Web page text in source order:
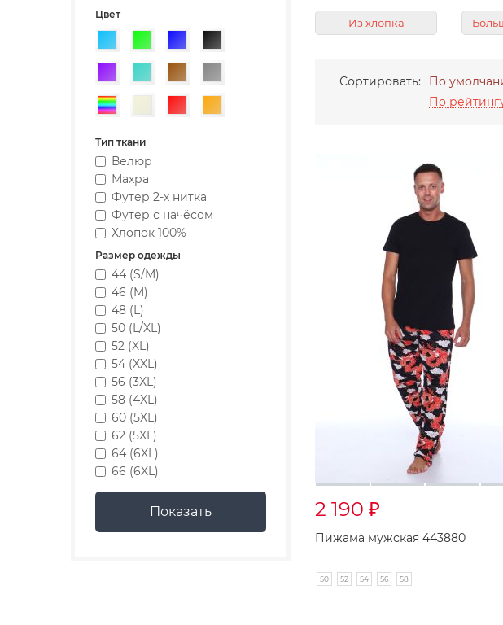
Цвет
ГолубойЗеленыйСиний
ФиолетовыйБирюзовыйКоричневый
Разноцветный
БежевыйКрасный
Тип ткани
Велюр
Махра
Футер 2-х нитка
Футер с начёсом
Хлопок 100%
Размер одежды
44 (S/M)
46 (M)
48 (L)
50 (L/XL)
52 (XL)
54 (XXL)
56 (3XL)
58 (4XL)
60 (5XL)
62 (5XL)
64 (6XL)
66 (6XL)
Из хлопка
Сортировать: По
По
2 190 ₽
Пижама мужская 443880
50 52 54 56 58